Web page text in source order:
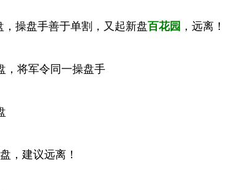
，操盘手善于单割，又起新盘百花园 ，远离！
，将军令同一操盘手
，建议远离！